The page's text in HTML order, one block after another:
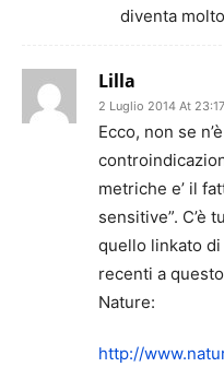
diventa
Lilla
2 Luglio 2014 At 23:17
Ecco, non se
metriche e’ il
sensitive”. C’è
quello linkato
recenti a
Nature:
http://